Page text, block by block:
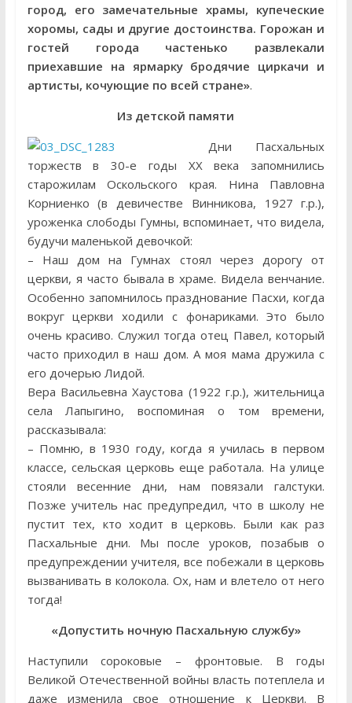
город, его замечательные храмы, купеческие
хоромы, сады и другие достоинства. Горожан и
гостей города частенько развлекали
приехавшие на ярмарку бродячие циркачи и
артисты, кочующие по всей стране».
Из детской памяти
Дни Пасхальных
торжеств в 30-е годы ХХ века запомнились
старожилам Оскольского края. Нина Павловна
Корниенко (в девичестве Винникова, 1927 г.р.),
уроженка слободы Гумны, вспоминает, что видела,
будучи маленькой девочкой:
– Наш дом на Гумнах стоял через дорогу от
церкви, я часто бывала в храме. Видела венчание.
Особенно запомнилось празднование Пасхи, когда
вокруг церкви ходили с фонариками. Это было
очень красиво. Служил тогда отец Павел, который
часто приходил в наш дом. А моя мама дружила с
его дочерью Лидой.
Вера Васильевна Хаустова (1922 г.р.), жительница
села Лапыгино, воспоминая о том времени,
рассказывала:
– Помню, в 1930 году, когда я училась в первом
классе, сельская церковь еще работала. На улице
стояли весенние дни, нам повязали галстуки.
Позже учитель нас предупредил, что в школу не
пустит тех, кто ходит в церковь. Были как раз
Пасхальные дни. Мы после уроков, позабыв о
предупреждении учителя, все побежали в церковь
вызванивать в колокола. Ох, нам и влетело от него
тогда!
«Допустить ночную Пасхальную службу»
Наступили сороковые – фронтовые. В годы
Великой Отечественной войны власть потеплела и
даже изменила свое отношение к Церкви. В